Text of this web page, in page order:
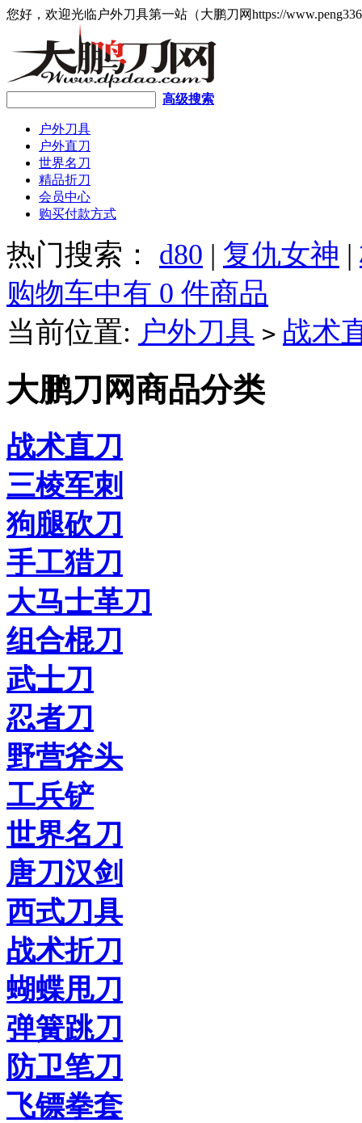
您好，欢迎光临户外刀具第一站（大鹏刀网https://
高级搜索
户外刀具
户外直刀
世界名刀
精品折刀
会员中心
购买付款方式
热门搜索： d80 | 复仇女神 |
购物车中有 0 件商品
当前位置: 户外刀具 > 战术
大鹏刀网商品分类
战术直刀
三棱军刺
狗腿砍刀
手工猎刀
大马士革刀
组合棍刀
武士刀
忍者刀
野营斧头
工兵铲
世界名刀
唐刀汉剑
西式刀具
战术折刀
蝴蝶甩刀
弹簧跳刀
防卫笔刀
飞镖拳套